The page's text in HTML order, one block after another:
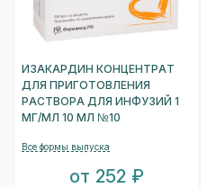
ИЗАКАРДИН КОНЦЕНТРАТ
ДЛЯ ПРИГОТОВЛЕНИЯ
РАСТВОРА ДЛЯ ИНФУЗИЙ 1
МГ/МЛ 10 МЛ №10
Все формы выпуска
от 252 ₽